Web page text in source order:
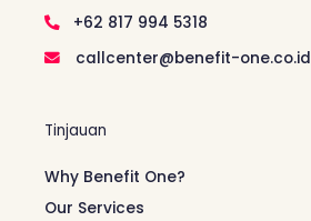
+62 817 994 5318
callcenter@benefit-one.co.id
Tinjauan
Why Benefit One?
Our Services